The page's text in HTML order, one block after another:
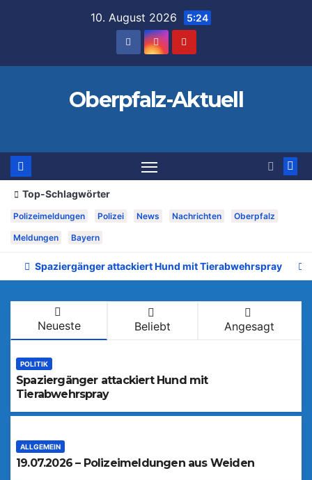
10. August 2026 5:24
Oberpfalz-Aktuell
Top-Schlagwörter
Polizeimeldungen Polizei News Nachrichten Oberpfalz
Meldungen Bayern
Spaziergänger attackiert Hund mit Tierabwehrspray
Neueste Beliebt Angesagt
POLITIK
Spaziergänger attackiert Hund mit
Tierabwehrspray
ALLGEMEIN
19.07.2026 – Polizeimeldungen aus Weiden